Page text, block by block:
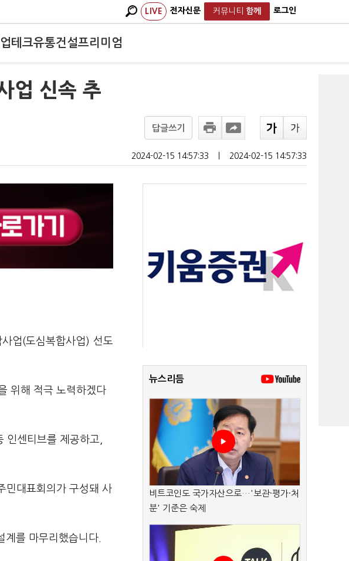
LIVE 전자신문 커뮤니티 함께 로그인
테크유통건설프리미엄
업 신속 추
답글쓰기
2024-02-15 14:57:33 2024-02-15 14:57:33
업(도심복합사업) 선도
위해 적극 노력하겠다
인센티브를 제공하고,
민대표회의가 구성돼 사
계를 마무리했습니다.
뉴스리듬
비트코인도 국가자산으로…'보관·평가·처
분' 기준은 숙제